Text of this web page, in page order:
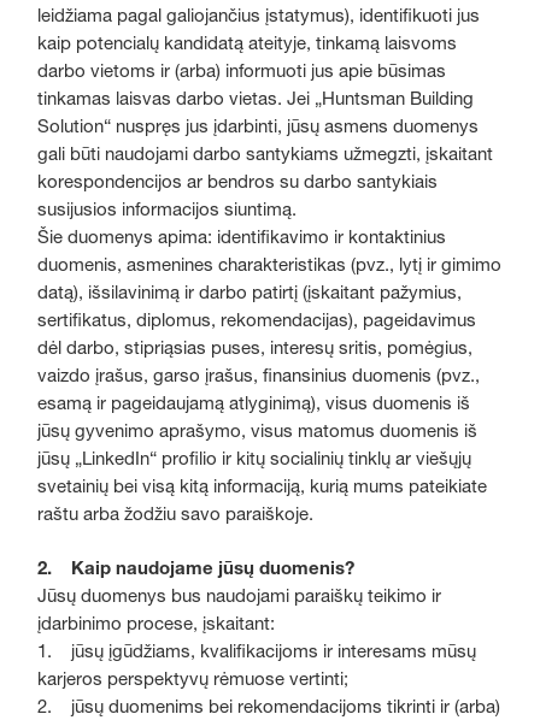
leidžiama pagal galiojančius įstatymus), identifikuoti jus
kaip potencialų kandidatą ateityje, tinkamą laisvoms
darbo vietoms ir (arba) informuoti jus apie būsimas
tinkamas laisvas darbo vietas. Jei „Huntsman Building
Solution“ nuspręs jus įdarbinti, jūsų asmens duomenys
gali būti naudojami darbo santykiams užmegzti, įskaitant
korespondencijos ar bendros su darbo santykiais
susijusios informacijos siuntimą.
Šie duomenys apima: identifikavimo ir kontaktinius
duomenis, asmenines charakteristikas (pvz., lytį ir gimimo
datą), išsilavinimą ir darbo patirtį (įskaitant pažymius,
sertifikatus, diplomus, rekomendacijas), pageidavimus
dėl darbo, stipriąsias puses, interesų sritis, pomėgius,
vaizdo įrašus, garso įrašus, finansinius duomenis (pvz.,
esamą ir pageidaujamą atlyginimą), visus duomenis iš
jūsų gyvenimo aprašymo, visus matomus duomenis iš
jūsų „LinkedIn“ profilio ir kitų socialinių tinklų ar viešųjų
svetainių bei visą kitą informaciją, kurią mums pateikiate
raštu arba žodžiu savo paraiškoje.
2. Kaip naudojame jūsų duomenis?
Jūsų duomenys bus naudojami paraiškų teikimo ir
įdarbinimo procese, įskaitant:
1. jūsų įgūdžiams, kvalifikacijoms ir interesams mūsų
karjeros perspektyvų rėmuose vertinti;
2. jūsų duomenims bei rekomendacijoms tikrinti ir (arba)